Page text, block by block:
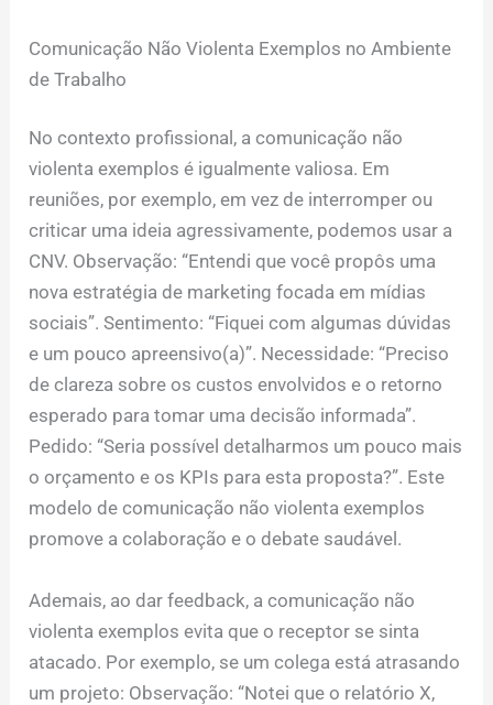
Comunicação Não Violenta Exemplos no Ambiente
de Trabalho
No contexto profissional, a comunicação não
violenta exemplos é igualmente valiosa. Em
reuniões, por exemplo, em vez de interromper ou
criticar uma ideia agressivamente, podemos usar a
CNV. Observação: “Entendi que você propôs uma
nova estratégia de marketing focada em mídias
sociais”. Sentimento: “Fiquei com algumas dúvidas
e um pouco apreensivo(a)”. Necessidade: “Preciso
de clareza sobre os custos envolvidos e o retorno
esperado para tomar uma decisão informada”.
Pedido: “Seria possível detalharmos um pouco mais
o orçamento e os KPIs para esta proposta?”. Este
modelo de comunicação não violenta exemplos
promove a colaboração e o debate saudável.
Ademais, ao dar feedback, a comunicação não
violenta exemplos evita que o receptor se sinta
atacado. Por exemplo, se um colega está atrasando
um projeto: Observação: “Notei que o relatório X,